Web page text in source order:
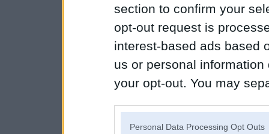
section to confirm your
opt-out request is
interest-based ads based
us or personal
your opt-out. You may
Personal Data Processing Opt Outs